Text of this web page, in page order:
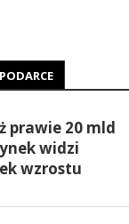
prawie 20 mld
widzi
wzrostu